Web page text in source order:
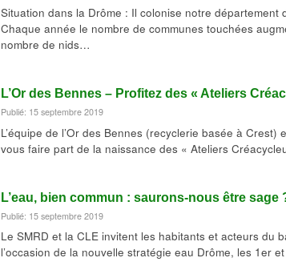
Situation dans la Drôme : Il colonise notre département
Chaque année le nombre de communes touchées
nombre de nids…
L’Or des Bennes – Profitez des « Ateliers
Publié: 15 septembre 2019
L’équipe de l’Or des Bennes (recyclerie basée à Crest)
vous faire part de la naissance des « Ateliers
L’eau, bien commun : saurons-nous être sage
Publié: 15 septembre 2019
Le SMRD et la CLE invitent les habitants et acteurs du
l’occasion de la nouvelle stratégie eau Drôme, les 1er